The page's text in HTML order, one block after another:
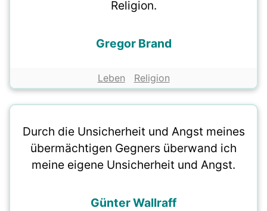
Religion.
Gregor Brand
Leben Religion
Durch die Unsicherheit und Angst meines
übermächtigen Gegners überwand ich
meine eigene Unsicherheit und Angst.
Günter Wallraff